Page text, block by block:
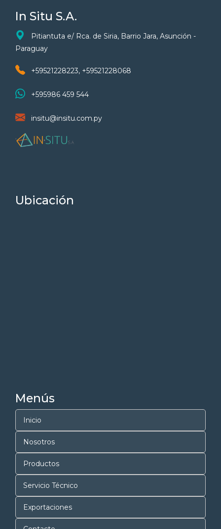
In Situ S.A.
Pitiantuta e/ Rca. de Siria, Barrio Jara, Asunción -
Paraguay
+59521228223, +59521228068
+595986 459 544
insitu@insitu.com.py
Ubicación
Menús
Inicio
Nosotros
Productos
Servicio Técnico
Exportaciones